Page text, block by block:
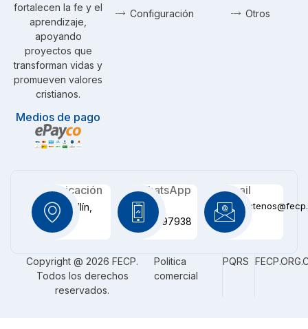
fortalecen la fe y el
aprendizaje,
apoyando
proyectos que
transforman vidas y
promueven valores
cristianos.
Medios de pago
Configuración Otros
Ubicación
Medellín,
CO
WhatsApp
+57
3116097938
Email
Copyright @ 2026 FECP.
Todos los derechos
reservados.
Politica
comercial
PQRS